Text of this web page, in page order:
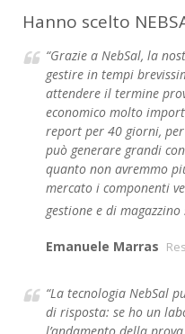
Hanno scelto
“Grazie a NebSal, la
gestire in tempi
attendere il termine
economico molto
report per 40 giorni,
può generare grandi
quanto non avremmo
mercato i componenti
gestione e di
Emanuele Marras
“La tecnologia NebSal
di risposta: se ho un